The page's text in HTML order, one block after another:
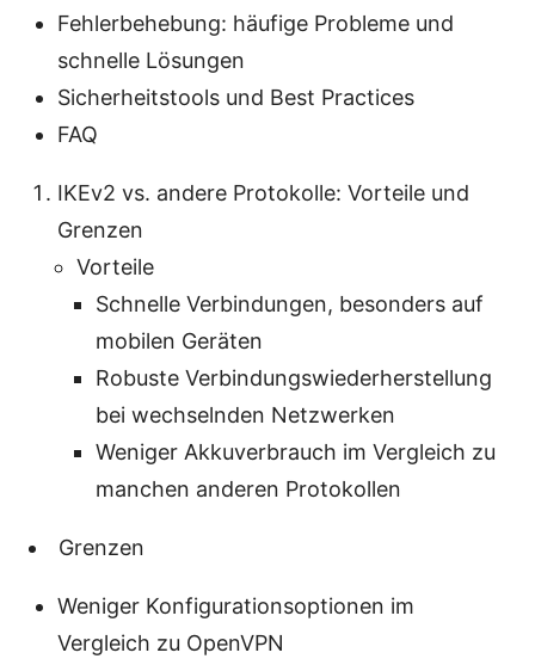
Fehlerbehebung: häufige Probleme und
schnelle Lösungen
Sicherheitstools und Best Practices
FAQ
IKEv2 vs. andere Protokolle: Vorteile und
Grenzen
Vorteile
Schnelle Verbindungen, besonders auf
mobilen Geräten
Robuste Verbindungswiederherstellung
bei wechselnden Netzwerken
Weniger Akkuverbrauch im Vergleich zu
manchen anderen Protokollen
Grenzen
Weniger Konfigurationsoptionen im
Vergleich zu OpenVPN